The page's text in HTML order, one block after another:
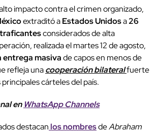
impacto contra el crimen organizado,
extraditó aEstados Unidosa26
considerados de alta
realizada el martes 12 de agosto,
entrega masivade capos en menos de
refleja unacooperación bilateralfuerte
cárteles del país.
en WhatsApp Channels
destacan los nombresdeAbraham